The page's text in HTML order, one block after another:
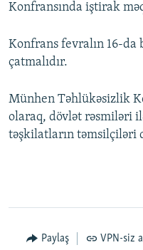
Konfransında iştirak
Konfrans fevralın 16-da
çatmalıdır.
Münhen Təhlükəsizlik
olaraq, dövlət rəsmiləri
təşkilatların təmsilçiləri
Paylaş VPN-siz